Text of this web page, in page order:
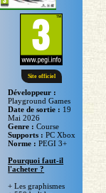
Site officiel
Développeur :
Playground Games
Date de sortie : 19
Mai 2026
Genre :Course
Supports :PC Xbox
Norme :PEGI 3+
Pourquoi faut-il
l'acheter ?
+ Les graphismes